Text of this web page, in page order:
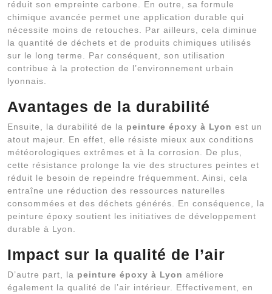
réduit son empreinte carbone. En outre, sa formule
chimique avancée permet une application durable qui
nécessite moins de retouches. Par ailleurs, cela diminue
la quantité de déchets et de produits chimiques utilisés
sur le long terme. Par conséquent, son utilisation
contribue à la protection de l’environnement urbain
lyonnais.
Avantages de la durabilité
Ensuite, la durabilité de la peinture époxy à Lyon est un
atout majeur. En effet, elle résiste mieux aux conditions
météorologiques extrêmes et à la corrosion. De plus,
cette résistance prolonge la vie des structures peintes et
réduit le besoin de repeindre fréquemment. Ainsi, cela
entraîne une réduction des ressources naturelles
consommées et des déchets générés. En conséquence, la
peinture époxy soutient les initiatives de développement
durable à Lyon.
Impact sur la qualité de l’air
D’autre part, la peinture époxy à Lyon améliore
également la qualité de l’air intérieur. Effectivement, en